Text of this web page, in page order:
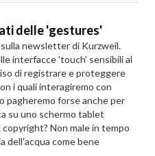
delle 'gestures'
newsletter di Kurzweil.
interfacce 'touch' sensibili al
di registrare e proteggere
i quali interagiremo con
pagheremo forse anche per
su uno schermo tablet
Non male in tempo
dell'acqua come bene